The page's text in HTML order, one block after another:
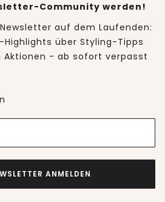
Community werden!
auf dem Laufenden:
über Styling-Tipps
Aktionen - ab sofort verpasst
ANMELDEN